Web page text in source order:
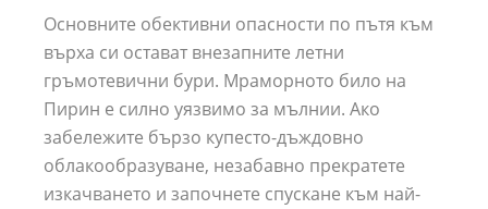
Основните обективни опасности по пътя към
върха си остават внезапните летни
гръмотевични бури. Мраморното било на
Пирин е силно уязвимо за мълнии. Ако
забележите бързо купесто-дъждовно
облакообразуване, незабавно прекратете
изкачването и започнете спускане към най-